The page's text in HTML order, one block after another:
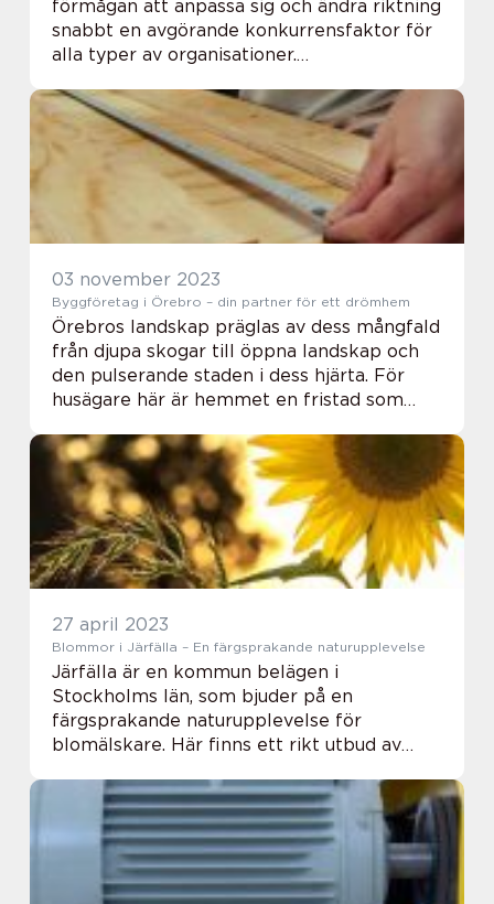
förmågan att anpassa sig och ändra riktning
snabbt en avgörande konkurrensfaktor för
alla typer av organisationer.
03 november 2023
Byggföretag i Örebro – din partner för ett drömhem
Örebros landskap präglas av dess mångfald
från djupa skogar till öppna landskap och
den pulserande staden i dess hjärta. För
husägare här är hemmet en fristad som
27 april 2023
Blommor i Järfälla – En färgsprakande naturupplevelse
Järfälla är en kommun belägen i
Stockholms län, som bjuder på en
färgsprakande naturupplevelse för
blomälskare. Här finns ett rikt utbud av
över &arin...